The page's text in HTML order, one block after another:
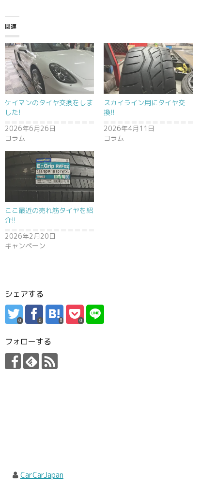
関連
ケイマンのタイヤ交換をしま
した!
2026年6月26日
コラム
スカイライン用にタイヤ交
換!!
2026年4月11日
コラム
ここ最近の売れ筋タイヤを紹
介!!
2026年2月20日
キャンペーン
シェアする
0 0 0
フォローする
CarCarJapan